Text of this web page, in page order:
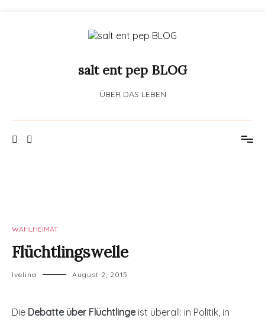
salt ent pep BLOG
ÜBER DAS LEBEN
WAHLHEIMAT
Flüchtlingswelle
Ivelina August 2, 2015
Die Debatte über Flüchtlinge ist überall: in Politik, in